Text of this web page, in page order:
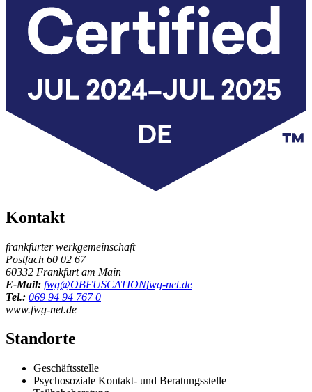
Kontakt
frankfurter werkgemeinschaft
Postfach 60 02 67
60332 Frankfurt am Main
E-Mail: fwg@OBFUSCATIONfwg-net.de
Tel.: 069 94 94 767 0
www.fwg-net.de
Standorte
Geschäftsstelle
Psychosoziale Kontakt- und Beratungsstelle